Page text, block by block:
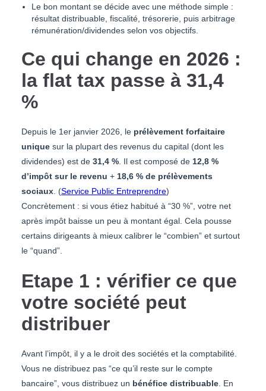
Le bon montant se décide avec une méthode simple :
résultat distribuable, fiscalité, trésorerie, puis arbitrage
rémunération/dividendes selon vos objectifs.
Ce qui change en 2026 :
la flat tax passe à 31,4
%
Depuis le 1er janvier 2026, le prélèvement forfaitaire
unique sur la plupart des revenus du capital (dont les
dividendes) est de 31,4 % . Il est composé de 12,8 %
d’impôt sur le revenu + 18,6 % de prélèvements
sociaux . (Service Public Entreprendre)
Concrètement : si vous étiez habitué à “30 %”, votre net
après impôt baisse un peu à montant égal. Cela pousse
certains dirigeants à mieux calibrer le “combien” et surtout
le “quand”.
Etape 1 : vérifier ce que
votre société peut
distribuer
Avant l’impôt, il y a le droit des sociétés et la comptabilité.
Vous ne distribuez pas “ce qu’il reste sur le compte
bancaire”, vous distribuez un bénéfice distribuable . En